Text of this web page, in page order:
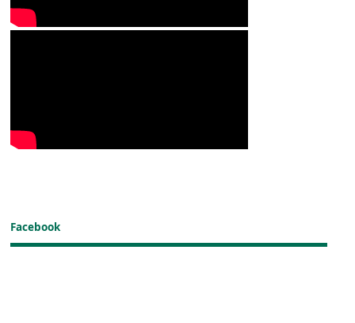
Facebook